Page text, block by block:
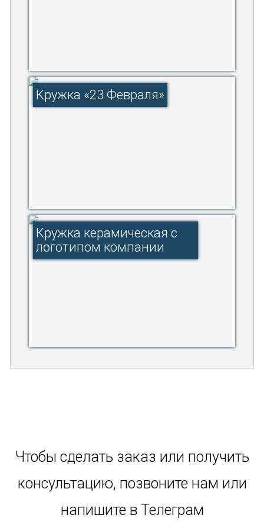
Кружка «23 Февраля»
Кружка керамическая с
логотипом компании
Чтобы сделать заказ или получить
консультацию, позвоните нам или
напишите в Телеграм